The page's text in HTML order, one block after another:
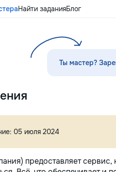
Найти заданияБлог
Ты мастер?
05 июля 2024
предоставляет